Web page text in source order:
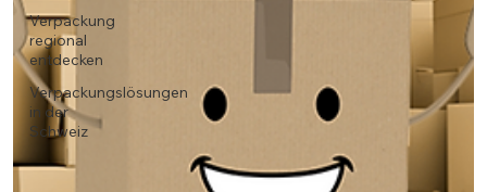
Verpackung
regional
entdecken
Verpackungslösungen
in der
Schweiz